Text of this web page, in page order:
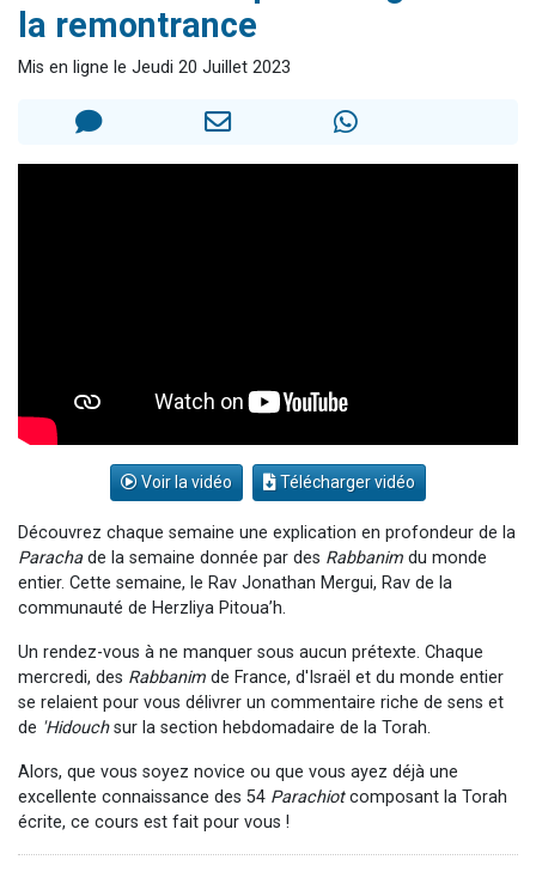
Il reste 49 places pour étudier en groupe sur Zoom
6 personnes viennent de nous rejoindre sur WhatsApp
la remontrance
Mis en ligne le Jeudi 20 Juillet 2023
Voir la vidéo Télécharger vidéo
Découvrez chaque semaine une explication en profondeur de la
Parachade la semaine donnée par des Rabbanim du monde
entier. Cette semaine, le Rav Jonathan Mergui, Rav de la
communauté de Herzliya Pitoua’h.
Un rendez-vous à ne manquer sous aucun prétexte. Chaque
mercredi, des Rabbanim de France, d'Israël et du monde entier
se relaient pour vous délivrer un commentaire riche de sens et
de 'Hidouchsur la section hebdomadaire de la Torah.
Alors, que vous soyez novice ou que vous ayez déjà une
excellente connaissance des 54 Parachiotcomposant la Torah
écrite, ce cours est fait pour vous !